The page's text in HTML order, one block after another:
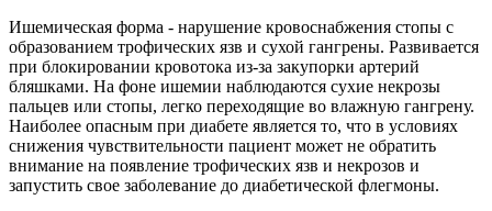
Ишемическая форма - нарушение кровоснабжения стопы с
образованием трофических язв и сухой гангрены. Развивается
при блокировании кровотока из-за закупорки артерий
бляшками. На фоне ишемии наблюдаются сухие некрозы
пальцев или стопы, легко переходящие во влажную гангрену.
Наиболее опасным при диабете является то, что в условиях
снижения чувствительности пациент может не обратить
внимание на появление трофических язв и некрозов и
запустить свое заболевание до диабетической флегмоны.